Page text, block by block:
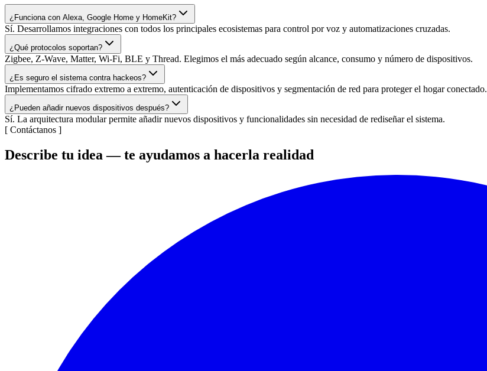
¿Funciona con Alexa, Google Home y HomeKit?
Sí. Desarrollamos integraciones con todos los principales ecosistemas para control por voz y automatizaciones cruzadas.
¿Qué protocolos soportan?
Zigbee, Z-Wave, Matter, Wi-Fi, BLE y Thread. Elegimos el más adecuado según alcance, consumo y número de dispositivos.
¿Es seguro el sistema contra hackeos?
Implementamos cifrado extremo a extremo, autenticación de dispositivos y segmentación de red para proteger el hogar conectado.
¿Pueden añadir nuevos dispositivos después?
Sí. La arquitectura modular permite añadir nuevos dispositivos y funcionalidades sin necesidad de rediseñar el sistema.
[ Contáctanos ]
Describe tu idea — te ayudamos a hacerla realidad